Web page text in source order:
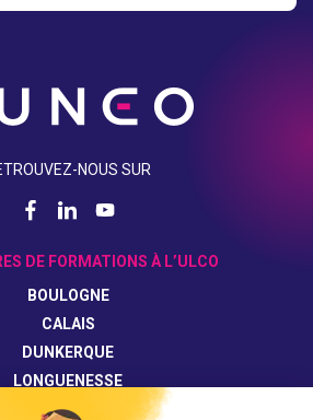
NOUS SUR
DE FORMATIONS À L’ULCO
BOULOGNE
CALAIS
DUNKERQUE
LONGUENESSE
SAINT-OMER